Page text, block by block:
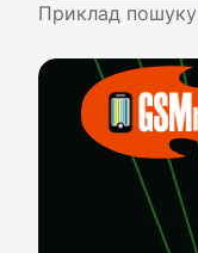
Приклад